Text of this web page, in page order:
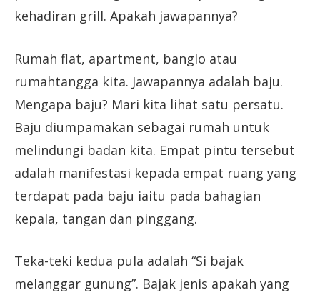
kehadiran grill. Apakah jawapannya?
Rumah flat, apartment, banglo atau
rumahtangga kita. Jawapannya adalah baju.
Mengapa baju? Mari kita lihat satu persatu.
Baju diumpamakan sebagai rumah untuk
melindungi badan kita. Empat pintu tersebut
adalah manifestasi kepada empat ruang yang
terdapat pada baju iaitu pada bahagian
kepala, tangan dan pinggang.
Teka-teki kedua pula adalah “Si bajak
melanggar gunung”. Bajak jenis apakah yang